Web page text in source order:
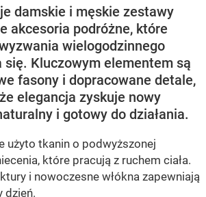
damskie i męskie zestawy
akcesoria podróżne, które
wielogodzinnego
się. Kluczowym elementem są
fasony i dopracowane detale,
elegancja zyskuje nowy
i gotowy do działania.
użyto tkanin o podwyższonej
które pracują z ruchem ciała.
i nowoczesne włókna zapewniają
dzień.